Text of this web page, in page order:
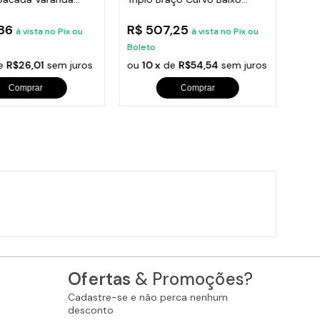
à vista no Pix ou
R$26,01 sem juros
Comprar
R$ 507,25 à vista no Pix ou
Boleto
ou10 x de R$54,54 sem juros
Comprar
Ofertas & Promoções?
Cadastre-se e não perca nenhum
desconto